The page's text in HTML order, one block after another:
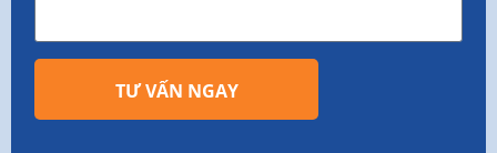
TƯ VẤN NGAY